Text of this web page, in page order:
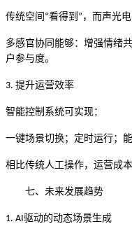
传统空间 “看得到 ” ，而声光
多感官协同能够：增强情绪
户参与度。
3. 提升运营效率
智能控制系统可实现：
一键场景切换；定时运行；
相比传统人工操作，运营成本
七、未来发展趋势
1. AI驱动的动态场景生成